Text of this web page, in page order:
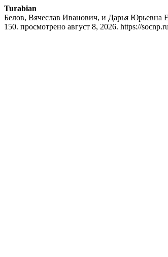
Turabian
Белов, Вячеслав Иванович, и Дарья Юрьевна
150. просмотрено август 8, 2026. https://